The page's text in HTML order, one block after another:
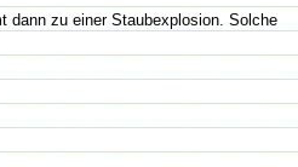
dann zu einer Staubexplosion. Solche